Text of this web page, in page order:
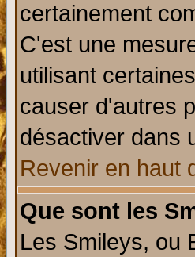
certainement
C'est une
utilisant
causer d'autres
désactiver dans
Revenir en haut
Que sont les
Les Smileys, ou